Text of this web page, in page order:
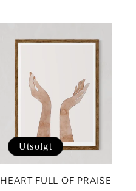
Utsolgt
HEART FULL OF PRAISE